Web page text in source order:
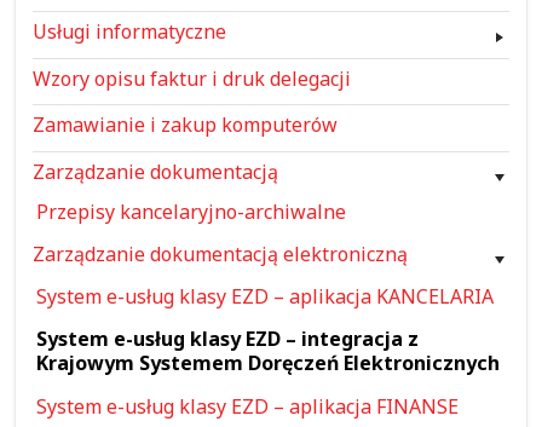
Usługi informatyczne
Wzory opisu faktur i druk delegacji
Zamawianie i zakup komputerów
Zarządzanie dokumentacją
Przepisy kancelaryjno-archiwalne
Zarządzanie dokumentacją elektroniczną
System e-usług klasy EZD – aplikacja KANCELARIA
System e-usług klasy EZD – integracja z
Krajowym Systemem Doręczeń Elektronicznych
System e-usług klasy EZD – aplikacja FINANSE